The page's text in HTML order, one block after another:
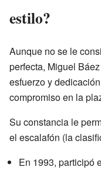
estilo?
Aunque no se le
perfecta, Miguel Báez
esfuerzo y
compromiso en la
Su constancia le
el escalafón (la
En 1993, participó